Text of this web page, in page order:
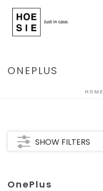
ONEPLUS
HOME
SHOW FILTERS
OnePlus